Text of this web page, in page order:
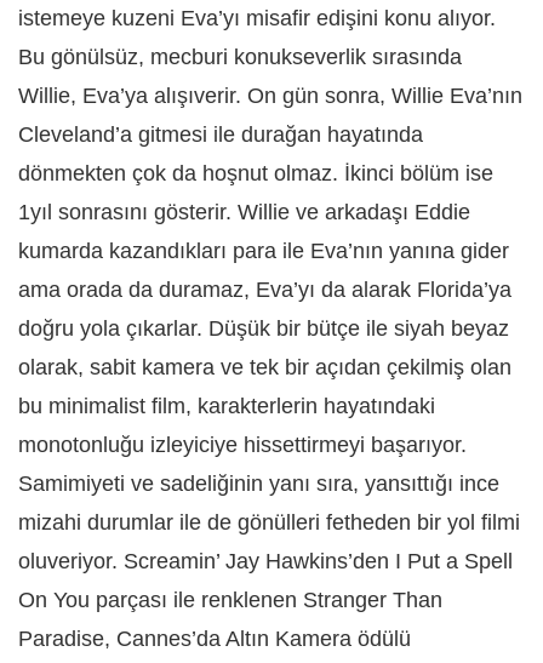
istemeye kuzeni Eva’yı misafir edişini konu alıyor.
Bu gönülsüz, mecburi konukseverlik sırasında
Willie, Eva’ya alışıverir. On gün sonra, Willie Eva’nın
Cleveland’a gitmesi ile durağan hayatında
dönmekten çok da hoşnut olmaz. İkinci bölüm ise
1yıl sonrasını gösterir. Willie ve arkadaşı Eddie
kumarda kazandıkları para ile Eva’nın yanına gider
ama orada da duramaz, Eva’yı da alarak Florida’ya
doğru yola çıkarlar. Düşük bir bütçe ile siyah beyaz
olarak, sabit kamera ve tek bir açıdan çekilmiş olan
bu minimalist film, karakterlerin hayatındaki
monotonluğu izleyiciye hissettirmeyi başarıyor.
Samimiyeti ve sadeliğinin yanı sıra, yansıttığı ince
mizahi durumlar ile de gönülleri fetheden bir yol filmi
oluveriyor. Screamin’ Jay Hawkins’den I Put a Spell
On You parçası ile renklenen Stranger Than
Paradise, Cannes’da Altın Kamera ödülü